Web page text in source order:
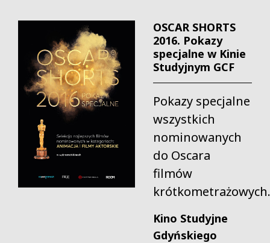
OSCAR SHORTS
2016. Pokazy
specjalne w Kinie
Studyjnym GCF
Pokazy specjalne
wszystkich
nominowanych
do Oscara
filmów
Kino Studyjne
Gdyńskiego